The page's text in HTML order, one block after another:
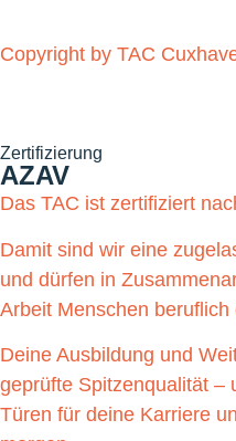
Copyright by TAC
Zertifizierung
AZAV
Das TAC ist zertifiziert
Damit sind wir eine
und dürfen in
Arbeit Menschen beruflich
Deine Ausbildung und
geprüfte Spitzenqualität –
Türen für deine Karriere